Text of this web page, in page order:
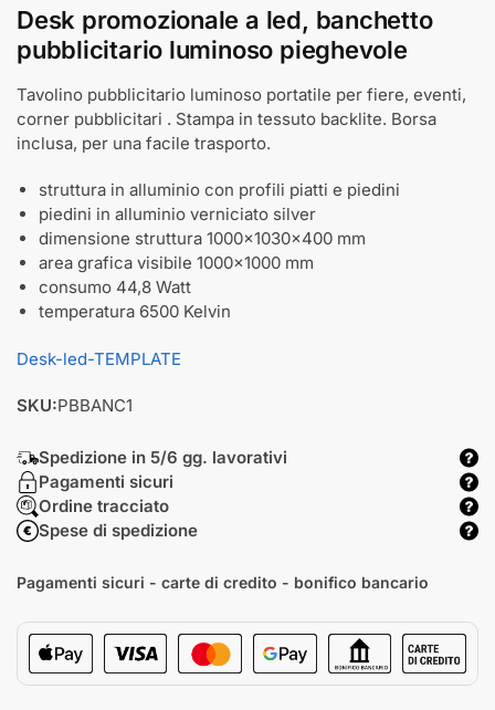
Desk promozionale a led, banchetto
pubblicitario luminoso pieghevole
Tavolino pubblicitario luminoso portatile per fiere, eventi,
corner pubblicitari . Stampa in tessuto backlite. Borsa
inclusa, per una facile trasporto.
struttura in alluminio con profili piatti e piedini
piedini in alluminio verniciato silver
dimensione struttura 1000x1030x400 mm
area grafica visibile 1000x1000 mm
consumo 44,8 Watt
temperatura 6500 Kelvin
Desk-led-TEMPLATE
SKU:PBBANC1
Spedizione in 5/6 gg. lavorativi
Pagamenti sicuri
Ordine tracciato
Spese di spedizione
Pagamenti sicuri - carte di credito - bonifico bancario